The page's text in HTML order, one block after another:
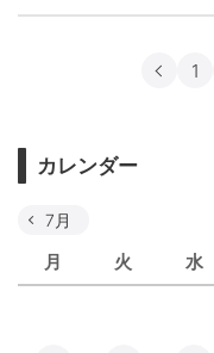
1
カレンダー
月 火 水
7月